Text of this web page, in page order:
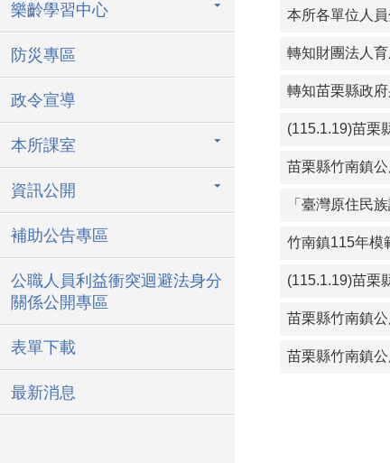
樂齡學習中心
防災專區
政令宣導
本所課室
資訊公開
補助公告專區
公職人員利益衝突迴避法身分
關係公開專區
表單下載
最新消息
本所各單位人
(115.1.19)苗栗
苗栗縣竹南鎮
「臺灣原住民
(115.1.19)苗栗
苗栗縣竹南鎮